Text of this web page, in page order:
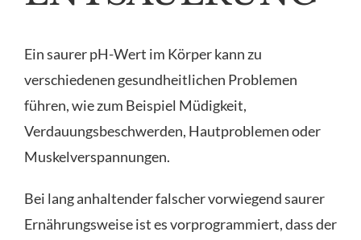
Ein saurer pH-Wert im Körper kann zu
verschiedenen gesundheitlichen Problemen
führen, wie zum Beispiel Müdigkeit,
Verdauungsbeschwerden, Hautproblemen oder
Muskelverspannungen.
Bei lang anhaltender falscher vorwiegend saurer
Ernährungsweise ist es vorprogrammiert, dass der